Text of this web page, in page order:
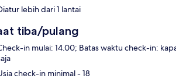
lebih dari 1 lantai
tiba/pulang
in mulai: 14.00; Batas waktu check-in:
check-in minimal - 18